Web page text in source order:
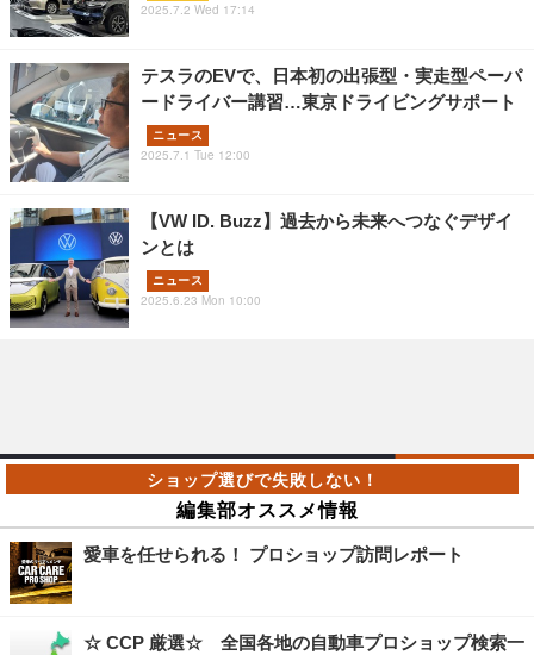
2025.7.2 Wed 17:14
テスラのEVで、日本初の出張型・実走型ペーパ
ードライバー講習…東京ドライビングサポート
ニュース
2025.7.1 Tue 12:00
【VW ID. Buzz】過去から未来へつなぐデザイ
ンとは
ニュース
2025.6.23 Mon 10:00
編集部オススメ情報
愛車を任せられる！ プロショップ訪問レポート
☆ CCP 厳選☆ 全国各地の自動車プロショップ検索一